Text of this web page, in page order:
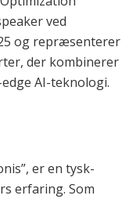
ved
og repræsenterer
der kombinerer
AI-teknologi.
er en tysk-
erfaring. Som